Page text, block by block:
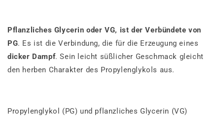
Pflanzliches Glycerin oder VG, ist der Verbündete von
PG. Es ist die Verbindung, die für die Erzeugung eines
dicker Dampf. Sein leicht süßlicher Geschmack gleicht
den herben Charakter des Propylenglykols aus.
Propylenglykol (PG) und pflanzliches Glycerin (VG)